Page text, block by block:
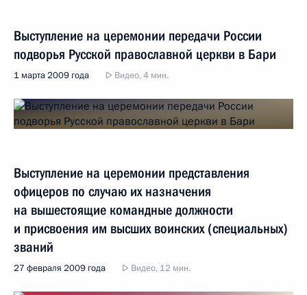
Выступление на церемонии передачи России
подворья Русской православной церкви в Бари
1 марта 2009 года Видео, 4 мин.
Выступление на церемонии представления
офицеров по случаю их назначения
на вышестоящие командные должности
и присвоения им высших воинских (специальных)
званий
27 февраля 2009 года Видео, 12 мин.